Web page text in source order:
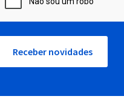
Receber novidades